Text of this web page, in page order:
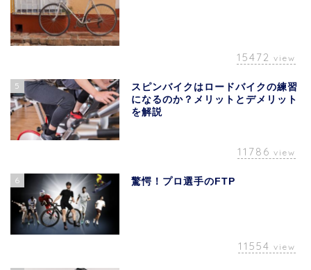
15472 view
5
スピンバイクはロードバイクの練習
になるのか？メリットとデメリット
を解説
11786 view
6 驚愕！プロ選手のFTP
11554 view